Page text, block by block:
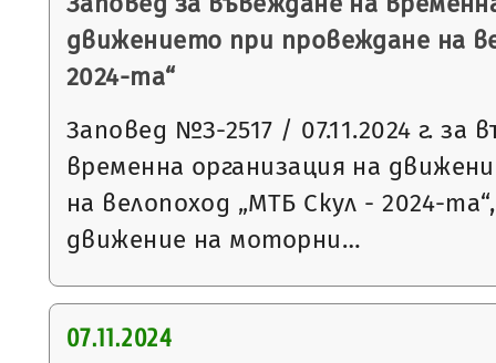
движението при провеждане на
2024-та“
Заповед №З-2517 / 07.11.2024 г. за
временна организация на
на велопоход „МТБ Скул - 2024-
движение на моторни…
07.11.2024